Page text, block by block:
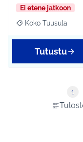
Ei etene jatkoon
Rajaa tulokset
Koko Tuusula
Tutustu
1